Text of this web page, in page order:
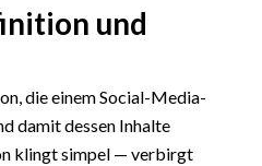
und
die einem Social-Media-
damit dessen Inhalte
klingt simpel — verbirgt